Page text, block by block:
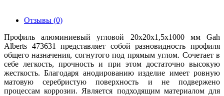
Отзывы (0)
Профиль алюминиевый угловой 20х20х1,5х1000 мм Gah
Alberts 473631 представляет собой разновидность профиля
общего назначения, согнутого под прямым углом. Сочетает в
себе легкость, прочность и при этом достаточно высокую
жесткость. Благодаря анодированию изделие имеет ровную
матовую серебристую поверхность и не подвержено
процессам коррозии. Является подходящим материалом для